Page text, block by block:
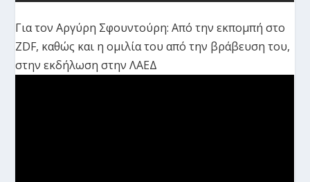
Για τον Αργύρη Σφουντούρη: Από την εκπομπή στο
ZDF, καθώς και η ομιλία του από την βράβευση του,
στην εκδήλωση στην ΛΑΕΔ